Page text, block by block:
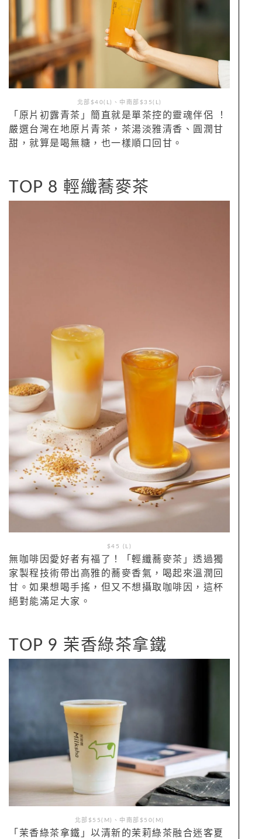
北部$40(L)、中南部$35(L)
「原片初露青茶」簡直就是單茶控的靈魂伴侶 ！
嚴選台灣在地原片青茶，茶湯淡雅清香、圓潤甘
甜，就算是喝無糖，也一樣順口回甘。
TOP 8 輕纖蕎麥茶
$45 (L)
無咖啡因愛好者有福了！「輕纖蕎麥茶」透過獨
家製程技術帶出高雅的蕎麥香氣，喝起來溫潤回
甘。如果想喝手搖，但又不想攝取咖啡因，這杯
絕對能滿足大家。
TOP 9 茉香綠茶拿鐵
北部$55(M)、中南部$50(M)
「茉香綠茶拿鐵」以清新的茉莉綠茶融合迷客夏